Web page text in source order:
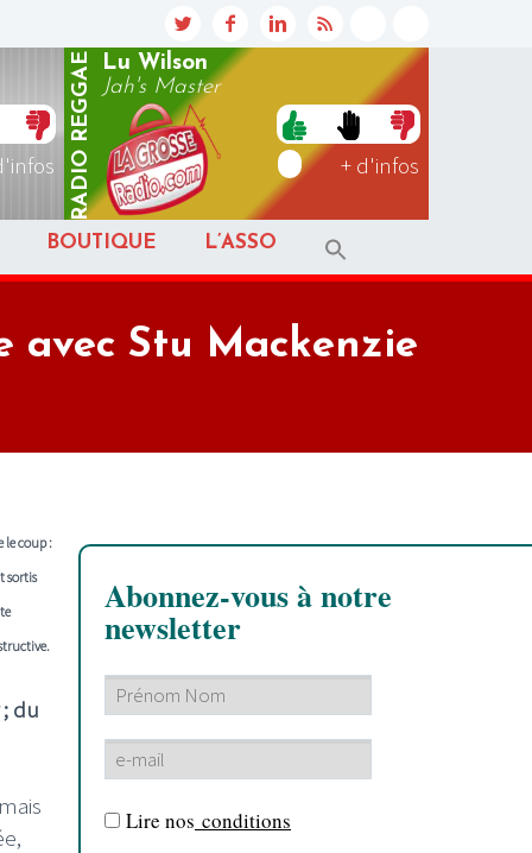
RADIO
REGGAE
Lu Wilson
Jah's Master
+ d'infos
BOUTIQUE L’ASSO
Stu Mackenzie
le coup :
sortis
du
Abonnez-vous à notre
newsletter
Lire nos conditions